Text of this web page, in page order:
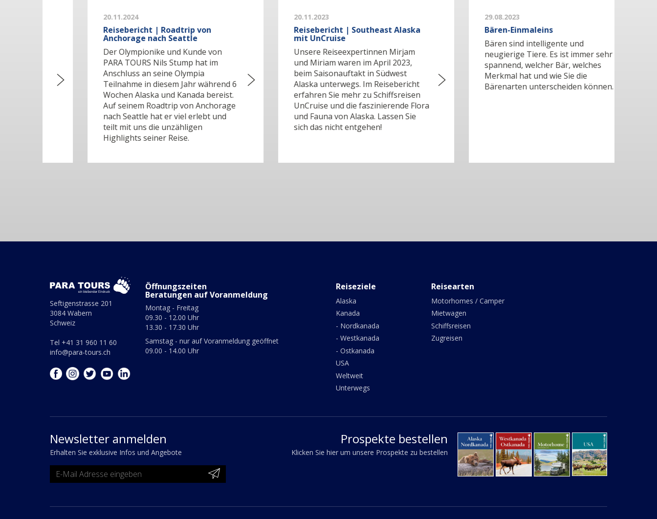
Reisebericht | Roadtrip von
Anchorage nach Seattle
Der Olympionike und Kunde von
PARA TOURS Nils Stump hat im
Anschluss an seine Olympia
Teilnahme in diesem Jahr während 6
Wochen Alaska und Kanada bereist.
Auf seinem Roadtrip von Anchorage
nach Seattle hat er viel erlebt und
teilt mit uns die unzähligen
Highlights seiner Reise.
Reisebericht | Southeast Alaska
mit UnCruise
Unsere Reiseexpertinnen Mirjam
und Miriam waren im April 2023,
beim Saisonauftakt in Südwest
Alaska unterwegs. Im Reisebericht
erfahren Sie mehr zu Schiffsreisen
UnCruise und die faszinierende Flora
und Fauna von Alaska. Lassen Sie
sich das nicht entgehen!
Bären-Einmaleins
Bären sind intelligente und
neugierige Tiere. Es ist immer sehr
spannend, welcher Bär, welches
Merkmal hat und wie Sie die
Bärenarten unterscheiden können.
Seftigenstrasse 201
3084 Wabern
Schweiz
Tel +41 31 960 11 60
info@para-tours.ch
Öffnungszeiten
Beratungen auf Voranmeldung
Montag - Freitag
09.30 - 12.00 Uhr
13.30 - 17.30 Uhr
Samstag - nur auf Voranmeldung geöffnet
09.00 - 14.00 Uhr
Reiseziele
Alaska
Kanada
- Nordkanada
- Westkanada
- Ostkanada
USA
Weltweit
Unterwegs
Reisearten
Motorhomes / Camper
Mietwagen
Schiffsreisen
Zugreisen
Newsletter anmelden
Erhalten Sie exklusive Infos und Angebote
Prospekte bestellen
Klicken Sie hier um unsere Prospekte zu bestellen